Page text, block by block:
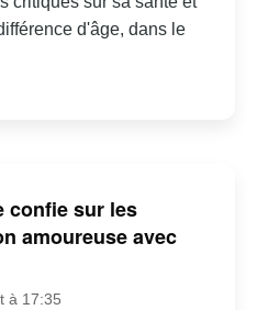
d'âge, dans le
confie sur les
amoureuse avec
à 17:35